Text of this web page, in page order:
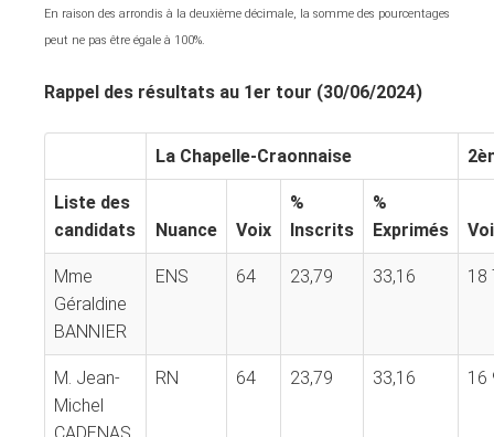
En raison des arrondis à la deuxième décimale, la somme des pourcentages
peut ne pas être égale à 100%.
Rappel des résultats au 1er tour (30/06/2024)
La Chapelle-Craonnaise
Liste des
candidats
Nuance Voix
%
Inscrits
%
Exprimés
Mme
Géraldine
BANNIER
ENS 64 23,79 33,16 18
M. Jean-
Michel
CADENAS
RN 64 23,79 33,16 16